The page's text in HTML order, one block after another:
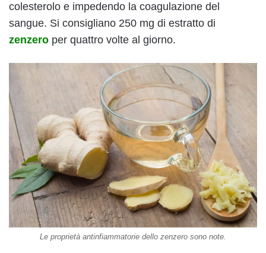
colesterolo e impedendo la coagulazione del
sangue. Si consigliano 250 mg di estratto di
zenzero per quattro volte al giorno.
Le proprietà antinfiammatorie dello zenzero sono note.